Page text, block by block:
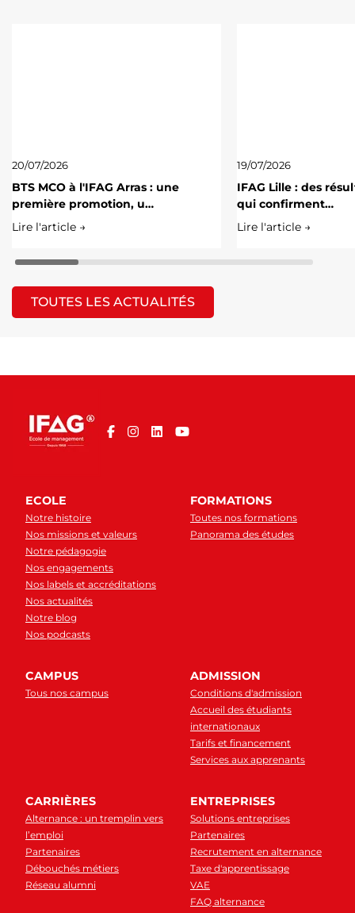
20/07/2026
BTS MCO à l'IFAG Arras : une
première promotion, u…
Lire l'article →
19/07/2026
IFAG Lille : des
qui confirment…
Lire l'article →
TOUTES LES ACTUALITÉS
ECOLE
Notre histoire
Nos missions et valeurs
Notre pédagogie
Nos engagements
Nos labels et accréditations
Nos actualités
Notre blog
Nos podcasts
FORMATIONS
Toutes nos formations
Panorama des études
CAMPUS
Tous nos campus
ADMISSION
Conditions d'admission
Accueil des étudiants
internationaux
Tarifs et financement
Services aux apprenants
CARRIÈRES
Alternance : un tremplin vers
l’emploi
Partenaires
Débouchés métiers
Réseau alumni
ENTREPRISES
Solutions entreprises
Partenaires
Recrutement en alternance
Taxe d'apprentissage
VAE
FAQ alternance